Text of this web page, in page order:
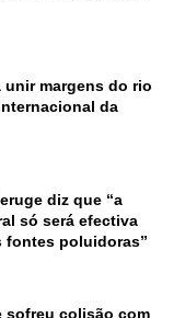
unir margens do rio
da
diz que “a
só será efectiva
fontes poluidoras”
sofreu colisão com